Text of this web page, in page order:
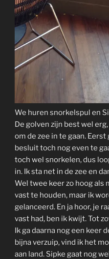
We huren snorkelspul en
De golven zijn best wel
om de zee in te gaan.
besluit toch nog even te
toch wel snorkelen, dus
in. Ik sta net in de zee en
Wel twee keer zo hoog als
vast te houden, maar ik
gelanceerd. En ja hoor, je
vast had, ben ik kwijt. Tot
Ik ga daarna nog een keer
bijna verzuip, vind ik het
aan land. Sipke gaat nog